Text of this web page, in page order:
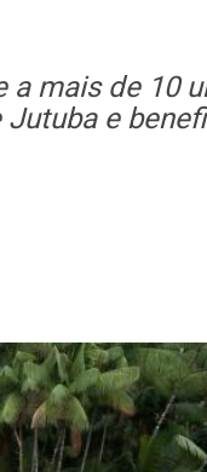
a mais de 10
e